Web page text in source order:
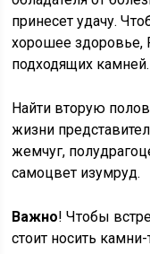
принесет удачу.
хорошее
подходящих камней.
Найти вторую
жизни
жемчуг,
самоцвет изумруд.
Важно! Чтобы
стоит носить